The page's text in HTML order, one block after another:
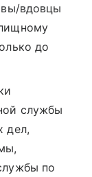
вдовцы
до
службы
дел,
по